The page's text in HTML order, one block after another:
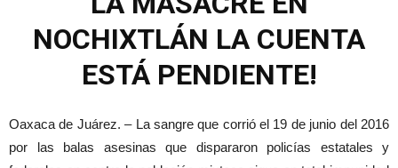
NOCHIXTLÁN LA CUENTA
ESTÁ PENDIENTE!
Oaxaca de Juárez. – La sangre que corrió el 19 de junio del 2016
por las balas asesinas que dispararon policías estatales y